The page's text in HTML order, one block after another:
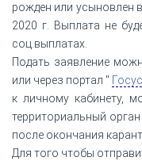
рожден или усыновлен
2020 г. Выплата не
соц.выплатах.
Подать заявление
или через портал "
к личному кабинету,
территориальный
после окончания
Для того чтобы